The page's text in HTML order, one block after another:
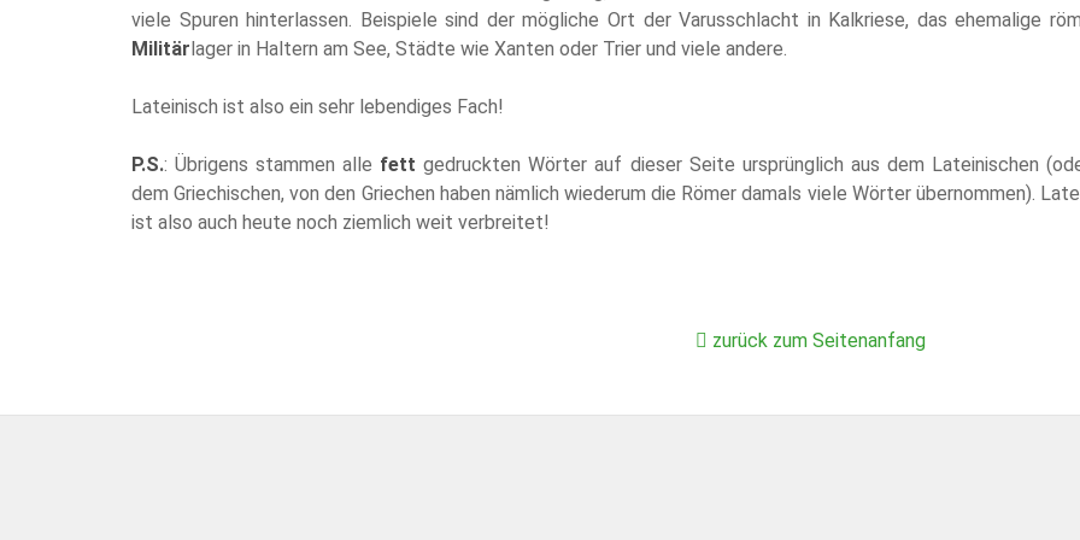
viele Spuren hinterlassen. Beispiele sind der mögliche Ort der Varusschlacht in Kalkriese, das ehemalige
Militär lager in Haltern am See, Städte wie Xanten oder Trier und viele andere.
Lateinisch ist also ein sehr lebendiges Fach!
P.S.: Übrigens stammen alle fettgedruckten Wörter auf dieser Seite ursprünglich aus dem Lateinischen
dem Griechischen, von den Griechen haben nämlich wiederum die Römer damals viele Wörter übernommen).
ist also auch heute noch ziemlich weit verbreitet!
zurück zum Seitenanfang